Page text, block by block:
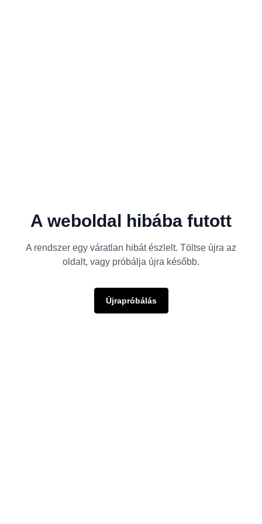
A weboldal hibába futott
A rendszer egy váratlan hibát észlelt. Töltse újra az
oldalt, vagy próbálja újra később.
Újrapróbálás